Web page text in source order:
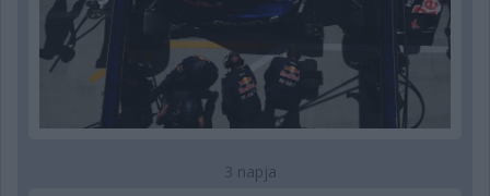
3 napja